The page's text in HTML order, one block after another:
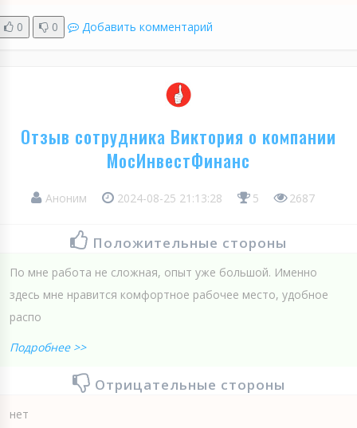
0 0 Добавить комментарий
Отзыв сотрудника Виктория о компании
МосИнвестФинанс
Аноним 2024-08-25 21:13:28 5 2687
Положительные стороны
По мне работа не сложная, опыт уже большой. Именно
здесь мне нравится комфортное рабочее место, удобное
распо
Подробнее >>
Отрицательные стороны
нет